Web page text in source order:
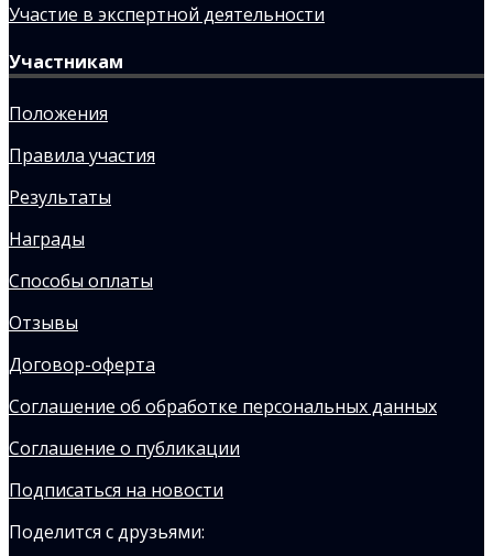
Участие в экспертной деятельности
Участникам
Положения
Правила участия
Результаты
Награды
Способы оплаты
Отзывы
Договор-оферта
Соглашение об обработке персональных данных
Соглашение о публикации
Подписаться на новости
Поделится с друзьями: